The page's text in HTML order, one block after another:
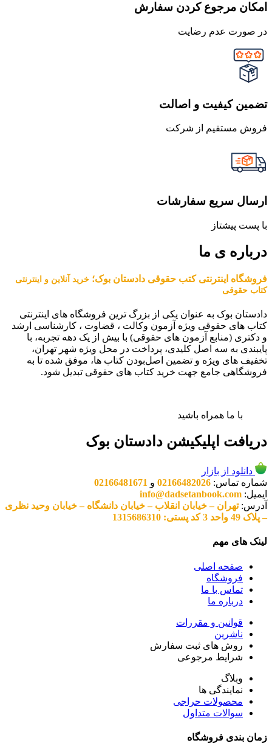
امکان مرجوع کردن سفارش
در صورت عدم رضایت
تضمین کیفیت و اصالت
فروش مستقیم از شرکت
ارسال سریع سفارشات
با پست پیشتاز
درباره ی ما
فروشگاه اینترنتی کتب حقوقی دادستان بوک؛ خرید آنلاین و اینترنتی
کتاب حقوقی
دادستان بوک به عنوان یکی از بزرگ ترین فروشگاه های اینترنتی
کتاب های حقوقی ویژه آزمون وکالت ، قضاوت ، کارشناسی ارشد
و دکتری (منابع آزمون های حقوقی) با بیش از یک دهه تجربه، با
پایبندی به سه اصل کلیدی، پرداخت در محل ویژه شهر تهران،
تخفیف های ویژه و تضمین اصل‌بودن کتاب ها، موفق شده تا به
فروشگاهی جامع جهت خرید کتاب های حقوقی تبدیل شود.
با ما همراه باشید
دریافت اپلیکیشن دادستان بوک
دانلود از بازار
شماره تماس: 02166482026 و 02166481671
ایمیل: info@dadsetanbook.com
آدرس:تهران – خیابان انقلاب – خیابان دانشگاه – خیابان وحید نظری
– پلاک 49 واحد 3 کد پستی: 1315686310
لینک های مهم
صفحه اصلی
فروشگاه
تماس با ما
درباره ما
قوانین و مقررات
ناشرین
روش های ثبت سفارش
شرایط مرجوعی
وبلاگ
نمایندگی ها
محصولات حراجی
سوالات متداول
زمان بندی فروشگاه